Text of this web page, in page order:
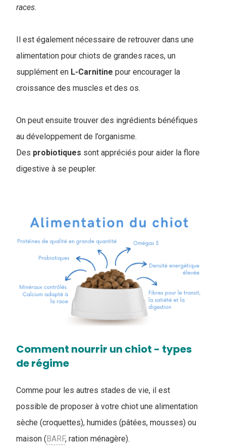
races.
Il est également nécessaire de retrouver dans une
alimentation pour chiots de grandes races, un
supplément en L-Carnitine pour encourager la
croissance des muscles et des os.
On peut ensuite trouver des ingrédients bénéfiques
au développement de l’organisme.
Des probiotiques sont appréciés pour aider la flore
digestive à se peupler.
Comment nourrir un chiot - types
de régime
Comme pour les autres stades de vie, il est
possible de proposer à votre chiot une alimentation
sèche (croquettes), humides (pâtées, mousses) ou
maison (BARF, ration ménagère).